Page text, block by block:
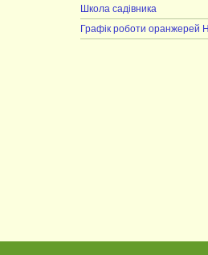
Школа садівника
Графік роботи оранжерей